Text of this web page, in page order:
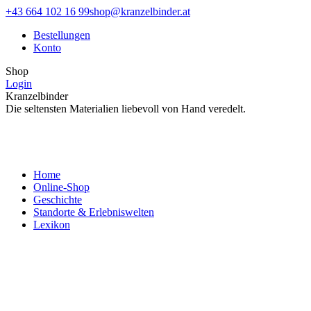
Zum
springen
Facebook
opens
window
Instagram
opens
window
+43 664 102 16 99shop@kranzelbinder.at
Bestellungen
Konto
Shop
Login
Kranzelbinder
Die seltensten Materialien liebevoll von Hand veredelt.
Home
Online-Shop
Geschichte
Standorte & Erlebniswelten
Lexikon